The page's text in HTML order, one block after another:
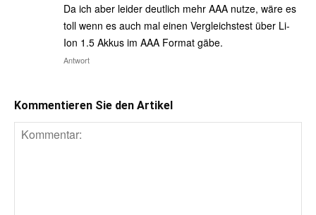
Da ich aber leider deutlich mehr AAA nutze, wäre es
toll wenn es auch mal einen Vergleichstest über Li-
Ion 1.5 Akkus im AAA Format gäbe.
Antwort
Kommentieren Sie den Artikel